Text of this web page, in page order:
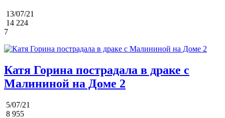
13/07/21
14 224
7
Катя Горина пострадала в драке с
Малининой на Доме 2
5/07/21
8 955